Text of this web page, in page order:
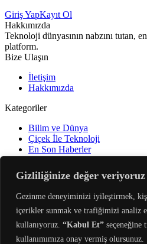
Gizliliğinize değer veriyoruz
Gezinme deneyiminizi iyileştirmek,
içerikler sunmak ve trafiğimizi analiz
kullanıyoruz. “Kabul Et” seçeneğine
kullanımımıza onay vermiş olursunuz.
Giriş YapKayıt Ol
Hakkımızda
Teknoloji dünyasının nabzını tutan,
platform.
Bize Ulaşın
İletişim
Hakkımızda
Kategoriler
Bilim ve Dünya
Çiçek İle Teknoloji
En Son Haberler
Gündem
Öne Çıkanlar
Sürdürülebilirlik
Teknoloji
Yapay Zeka
Yapay Zeka Uygulamaları